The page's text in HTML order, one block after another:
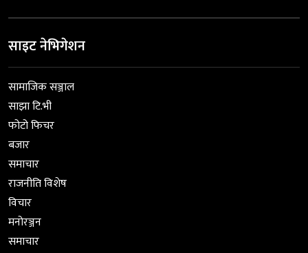
साइट नेभिगेशन
सामाजिक सञ्जाल
साझा टि.भी
फोटो फिचर
बजार
समाचार
राजनीति विशेष
विचार
मनोरञ्जन
समाचार